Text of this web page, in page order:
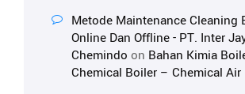
Metode Maintenance Cleaning
Online Dan Offline - PT. Inter
Chemindo on Bahan Kimia
Chemical Boiler – Chemical Air